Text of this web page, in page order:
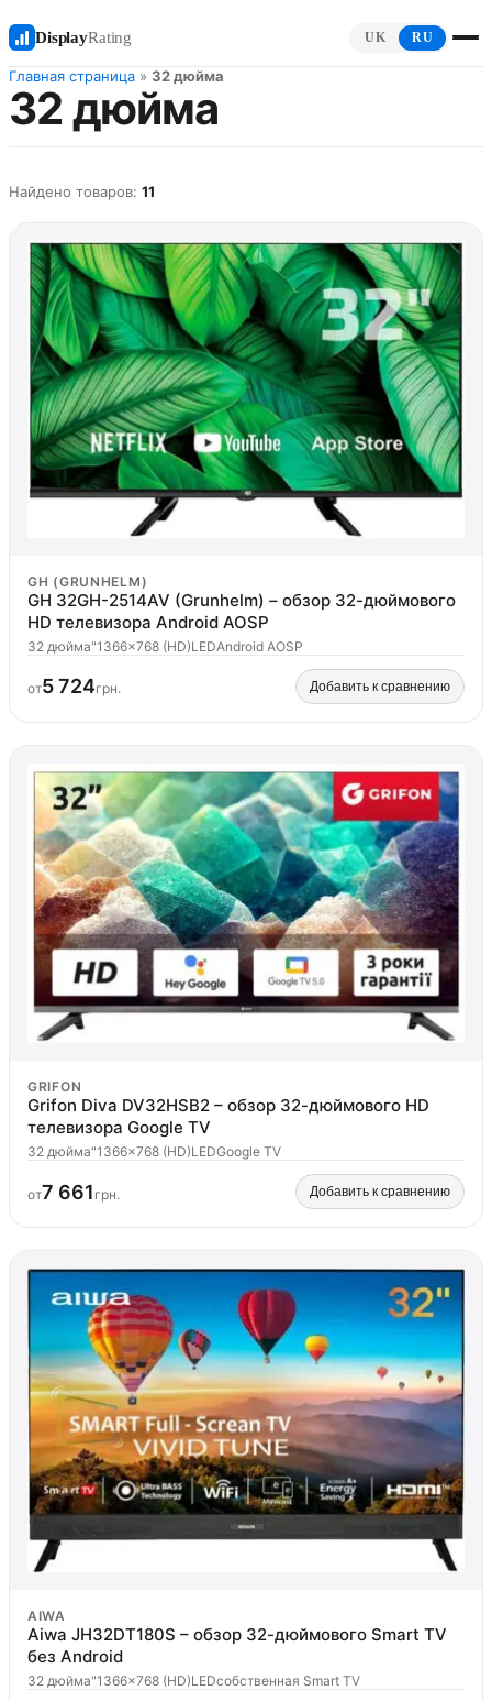
DisplayRating UK RU
Главная страница » 32 дюйма
32 дюйма
Найдено товаров: 11
GH (GRUNHELM)
GH 32GH-2514AV (Grunhelm) – обзор 32-дюймового
HD телевизора Android AOSP
32 дюйма"1366x768 (HD)LEDAndroid AOSP
от5 724грн. Добавить к сравнению
GRIFON
Grifon Diva DV32HSB2 – обзор 32-дюймового HD
телевизора Google TV
32 дюйма"1366x768 (HD)LEDGoogle TV
от7 661 грн. Добавить к сравнению
AIWA
Aiwa JH32DT180S – обзор 32-дюймового Smart TV
без Android
32 дюйма"1366x768 (HD)LEDсобственная Smart TV